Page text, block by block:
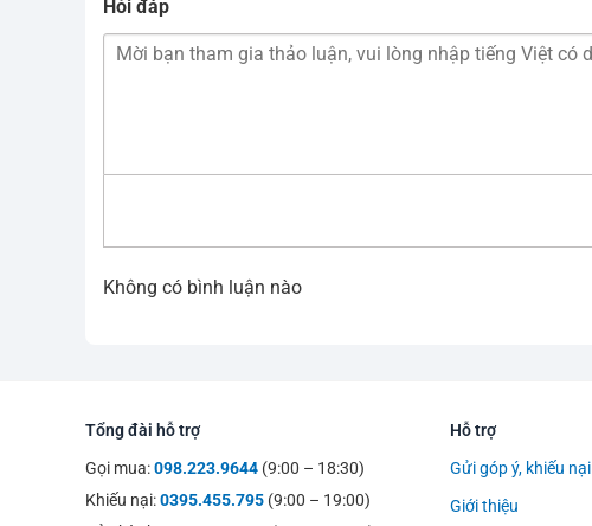
Hỏi đáp
Không có bình luận nào
Tổng đài hỗ trợ
Gọi mua:098.223.9644 (9:00 – 18:30)
Khiếu nại:0395.455.795 (9:00 – 19:00)
Hỗ trợ
Gửi góp ý, khiếu nại
Giới thiệu